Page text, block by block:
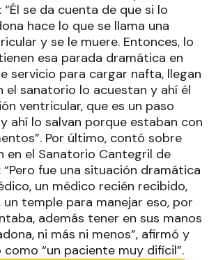
“Él se da cuenta de que si lo
hace lo que se llama una
y se le muere. Entonces, lo
esa parada dramática en
servicio para cargar nafta, llegan
el sanatorio lo acuestan y ahí él
ventricular, que es un paso
ahí lo salvan porque estaban con
Por último, contó sobre
en el Sanatorio Cantegril de
“Pero fue una situación dramática
un médico recién recibido,
temple para manejar eso, por
además tener en sus manos
ni más ni menos”, afirmó y
como “un paciente muy difícil”.